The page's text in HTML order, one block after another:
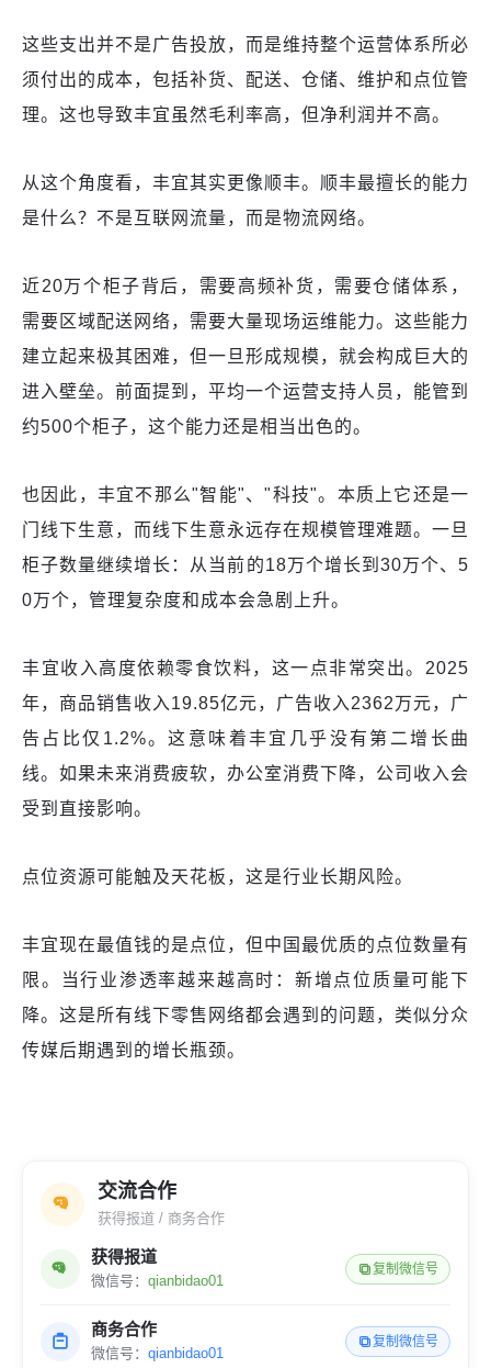
这些支出并不是广告投放，而是维持整个运营体系所必
须付出的成本，包括补货、配送、仓储、维护和点位管
理。这也导致丰宜虽然毛利率高，但净利润并不高。
从这个角度看，丰宜其实更像顺丰。顺丰最擅长的能力
是什么？不是互联网流量，而是物流网络。
近20万个柜子背后，需要高频补货，需要仓储体系，
需要区域配送网络，需要大量现场运维能力。这些能力
建立起来极其困难，但一旦形成规模，就会构成巨大的
进入壁垒。前面提到，平均一个运营支持人员，能管到
约500个柜子，这个能力还是相当出色的。
也因此，丰宜不那么"智能"、"科技"。本质上它还是一
门线下生意，而线下生意永远存在规模管理难题。一旦
柜子数量继续增长：从当前的18万个增长到30万个、5
0万个，管理复杂度和成本会急剧上升。
丰宜收入高度依赖零食饮料，这一点非常突出。2025
年，商品销售收入19.85亿元，广告收入2362万元，广
告占比仅1.2%。这意味着丰宜几乎没有第二增长曲
线。如果未来消费疲软，办公室消费下降，公司收入会
受到直接影响。
点位资源可能触及天花板，这是行业长期风险。
丰宜现在最值钱的是点位，但中国最优质的点位数量有
限。当行业渗透率越来越高时：新增点位质量可能下
降。这是所有线下零售网络都会遇到的问题，类似分众
传媒后期遇到的增长瓶颈。
交流合作
获得报道 / 商务合作
获得报道
微信号： qianbidao01
复制微信号
商务合作
微信号： qianbidao01
复制微信号